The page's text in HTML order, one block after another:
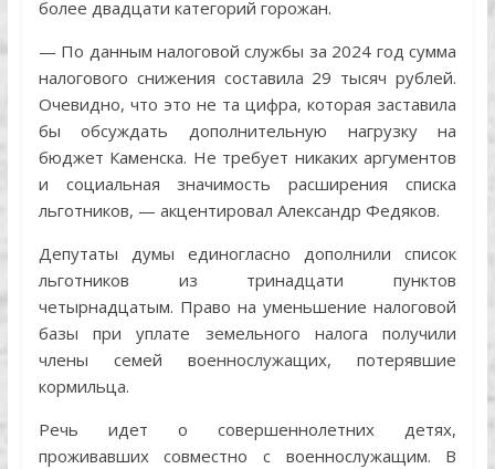
более двадцати категорий горожан.
— По данным налоговой службы за 2024 год сумма
налогового снижения составила 29 тысяч рублей.
Очевидно, что это не та цифра, которая заставила
бы обсуждать дополнительную нагрузку на
бюджет Каменска. Не требует никаких аргументов
и социальная значимость расширения списка
льготников, — акцентировал Александр Федяков.
Депутаты думы единогласно дополнили список
льготников из тринадцати пунктов
четырнадцатым. Право на уменьшение налоговой
базы при уплате земельного налога получили
члены семей военнослужащих, потерявшие
кормильца.
Речь идет о совершеннолетних детях,
проживавших совместно с военнослужащим. В